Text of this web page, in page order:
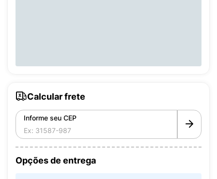
Calcular frete
Informe seu CEP
Opções de entrega